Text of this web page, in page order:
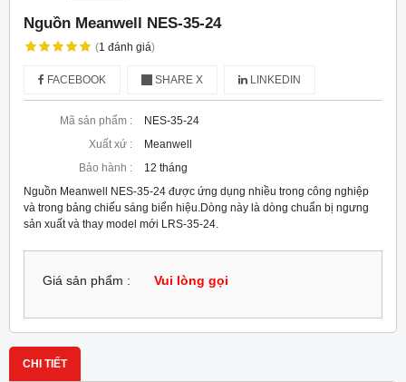
Nguồn Meanwell NES-35-24
(1 đánh giá)
FACEBOOK SHARE X LINKEDIN
Mã sản phẩm :
NES-35-24
Xuất xứ :
Meanwell
Bảo hành :
12 tháng
Nguồn Meanwell NES-35-24 được ứng dụng nhiều trong công nghiệp
và trong bảng chiếu sáng biển hiệu.Dòng này là dòng chuẩn bị ngưng
sản xuất và thay model mới LRS-35-24.
Giá sản phẩm : Vui lòng gọi
CHI TIẾT